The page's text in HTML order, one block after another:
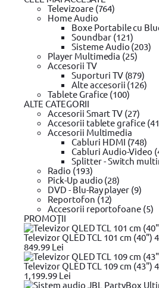
Televizoare (764)
Home Audio
Boxe Portabile cu
Soundbar (121)
Sisteme Audio (203)
Player Multimedia (25)
Accesorii TV
Suporturi TV (879)
Alte accesorii (126)
Tablete Grafice (100)
ALTE CATEGORII
Accesorii Smart TV (27)
Accesorii tablete grafice
Accesorii Multimedia
Cabluri HDMI (748)
Cabluri Audio-Video
Splitter - Switch
Radio (193)
Pick-Up audio (28)
DVD - Blu-Ray player (9)
Reportofon (12)
Accesorii reportofoane (5)
PROMOŢII
Televizor QLED TCL 101 cm (40")
849.99 Lei
Televizor QLED TCL 109 cm (43")
1,199.99 Lei